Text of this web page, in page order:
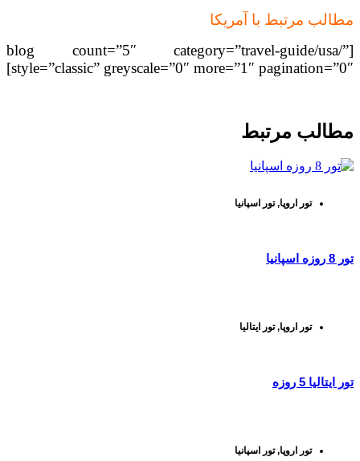
مطالب مرتبط با آمریکا
[blog count=”5″ category=”travel-guide/usa/”
style=”classic” greyscale=”0″ more=”1″ pagination=”0″]
مطالب مرتبط
تور اروپا,تور اسپانیا
تور 8 روزه اسپانیا
تور اروپا,تور ایتالیا
تور ایتالیا 5 روزه
تور اروپا,تور اسپانیا